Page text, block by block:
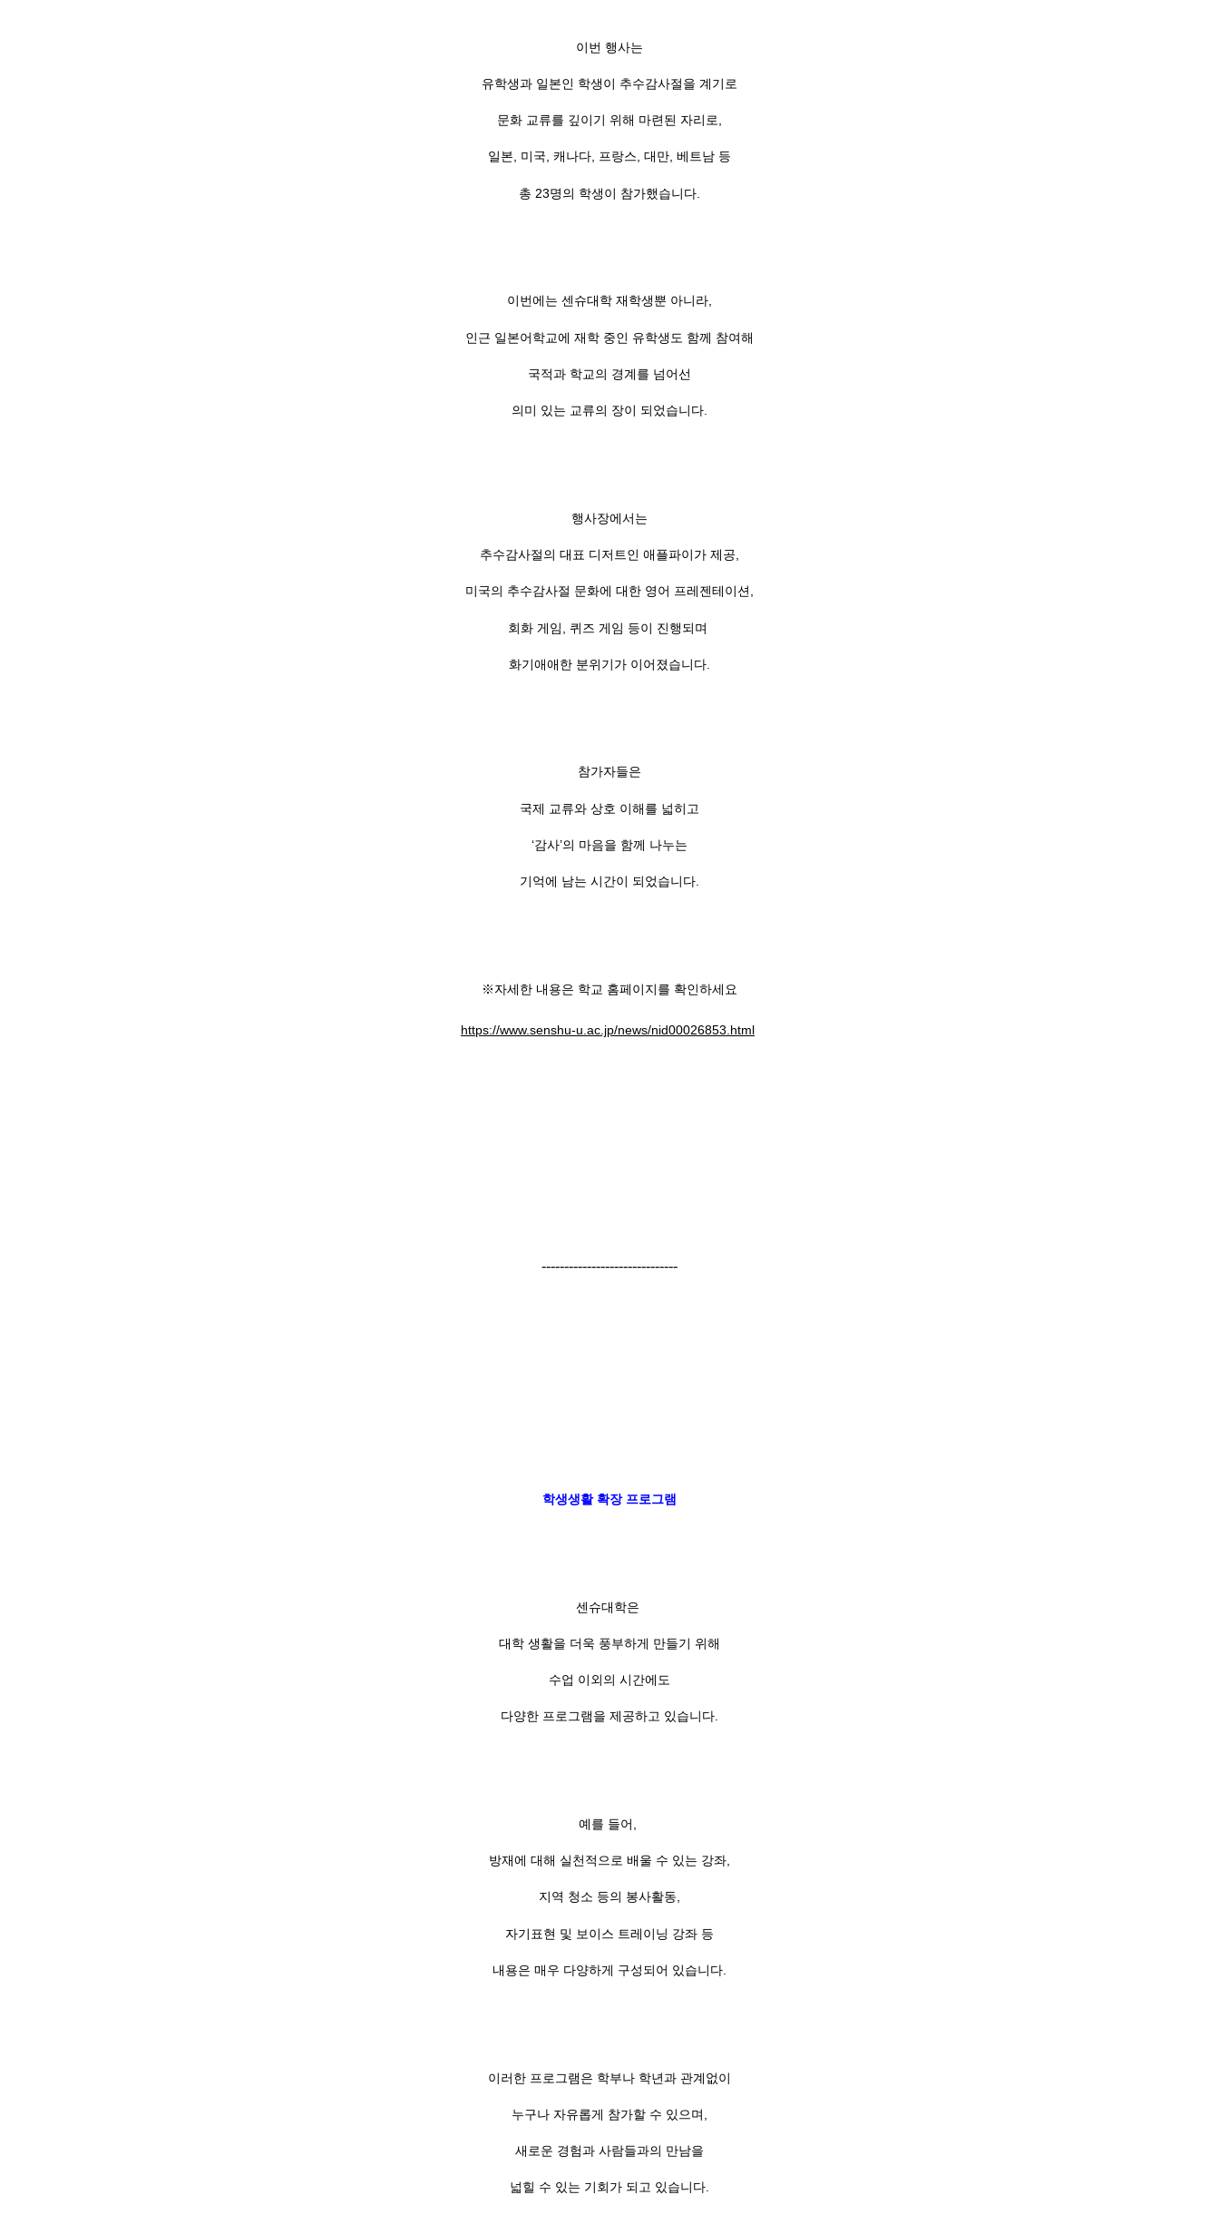
이번 행사는
유학생과 일본인 학생이 추수감사절을 계기로
문화 교류를 깊이기 위해 마련된 자리로,
일본, 미국, 캐나다, 프랑스, 대만, 베트남 등
총 23명의 학생이 참가했습니다.
이번에는 센슈대학 재학생뿐 아니라,
인근 일본어학교에 재학 중인 유학생도 함께 참여해
국적과 학교의 경계를 넘어선
의미 있는 교류의 장이 되었습니다.
행사장에서는
추수감사절의 대표 디저트인 애플파이가 제공,
미국의 추수감사절 문화에 대한 영어 프레젠테이션,
회화 게임, 퀴즈 게임 등이 진행되며
화기애애한 분위기가 이어졌습니다.
참가자들은
국제 교류와 상호 이해를 넓히고
‘감사’의 마음을 함께 나누는
기억에 남는 시간이 되었습니다.
※자세한 내용은 학교 홈페이지를 확인하세요
https://www.senshu-u.ac.jp/news/nid00026853.html
------------------------------
학생생활 확장 프로그램
센슈대학은
대학 생활을 더욱 풍부하게 만들기 위해
수업 이외의 시간에도
다양한 프로그램을 제공하고 있습니다.
예를 들어,
방재에 대해 실천적으로 배울 수 있는 강좌,
지역 청소 등의 봉사활동,
자기표현 및 보이스 트레이닝 강좌 등
내용은 매우 다양하게 구성되어 있습니다.
이러한 프로그램은 학부나 학년과 관계없이
누구나 자유롭게 참가할 수 있으며,
새로운 경험과 사람들과의 만남을
넓힐 수 있는 기회가 되고 있습니다.